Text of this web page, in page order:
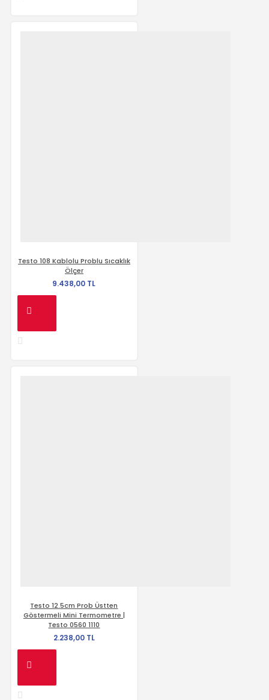
Testo 108 Kablolu Problu Sıcaklık
Ölçer
9.438,00 TL
Testo 12.5cm Prob Üstten
Göstermeli Mini Termometre |
Testo 0560 1110
2.238,00 TL